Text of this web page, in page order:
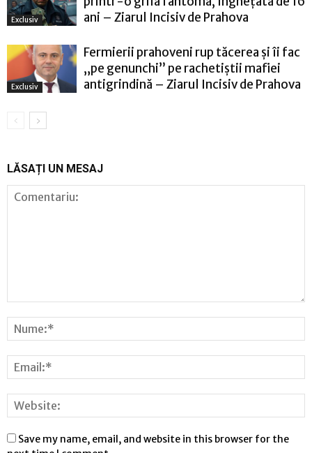
Exclusiv
ani – Ziarul Incisiv de Prahova
Exclusiv
Fermierii prahoveni rup tăcerea și îi fac
„pe genunchi” pe rachetiștii mafiei
antigrindină – Ziarul Incisiv de Prahova
LĂSAȚI UN MESAJ
Save my name, email, and website in this browser for the